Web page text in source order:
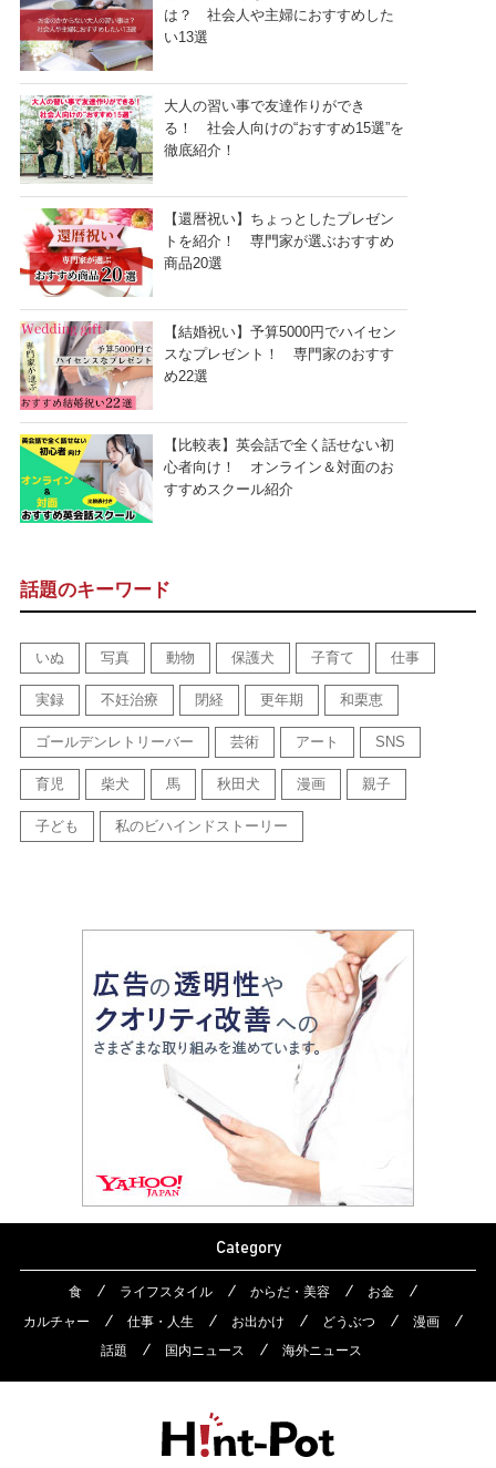
は？ 社会人や主婦におすすめした
い13選
大人の習い事で友達作りができ
る！ 社会人向けの“おすすめ15選”を
徹底紹介！
【還暦祝い】ちょっとしたプレゼン
トを紹介！ 専門家が選ぶおすすめ
商品20選
【結婚祝い】予算5000円でハイセン
スなプレゼント！ 専門家のおすす
め22選
【比較表】英会話で全く話せない初
心者向け！ オンライン＆対面のお
すすめスクール紹介
話題のキーワード
いぬ 写真 動物 保護犬 子育て 仕事
実録 不妊治療 閉経 更年期 和栗恵
ゴールデンレトリーバー 芸術 アート SNS
育児 柴犬 馬 秋田犬 漫画 親子
子ども 私のビハインドストーリー
Category
食 ライフスタイル からだ・美容
お金
カルチャー
仕事・人生 お出かけ どうぶつ
漫画
話題
国内ニュース 海外ニュース